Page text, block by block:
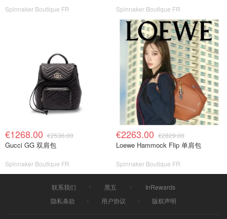
Spinnaker Boutique FR Spinnaker Boutique FR
€1268.00 €2536.00
Gucci GG 双肩包
Spinnaker Boutique FR
€2263.00 €2829.00
Loewe Hammock Flip 单肩包
Spinnaker Boutique FR
联系我们 黑五
InRewards
隐私条款
用户协议 版权声明